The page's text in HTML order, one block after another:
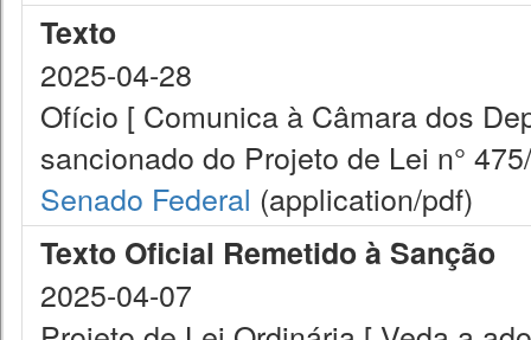
Texto
2025-04-28
Ofício [ Comunica à Câmara dos
sancionado do Projeto de Lei n°
Senado Federal (application/pdf)
Texto Oficial Remetido à Sanção
2025-04-07